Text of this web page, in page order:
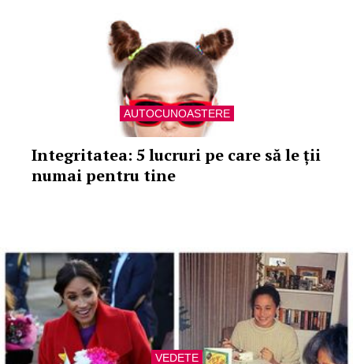
AUTOCUNOASTERE
Integritatea: 5 lucruri pe care să le ții
numai pentru tine
VEDETE